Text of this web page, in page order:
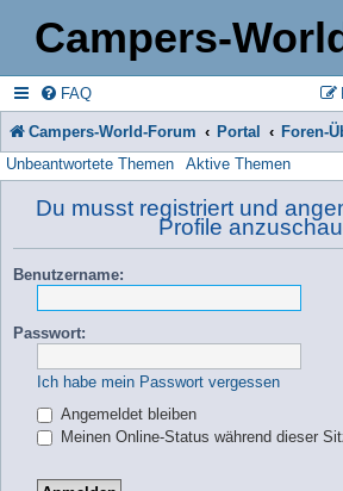
Campers-
FAQ
Campers-World-Forum Portal Foren-
Unbeantwortete Themen Aktive Themen
Du musst registriert und
Profile
Benutzername:
Passwort:
Ich habe mein Passwort vergessen
Angemeldet bleiben
Meinen Online-Status während dieser